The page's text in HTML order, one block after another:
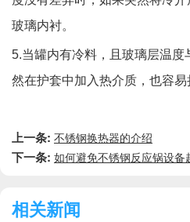
玻璃内衬。
5.当罐内有冷料，且玻璃层温
然在护套中加入热介质，也容易
上一条: 不锈钢换热器的介绍
下一条: 如何避免不锈钢反应锅设备
相关新闻